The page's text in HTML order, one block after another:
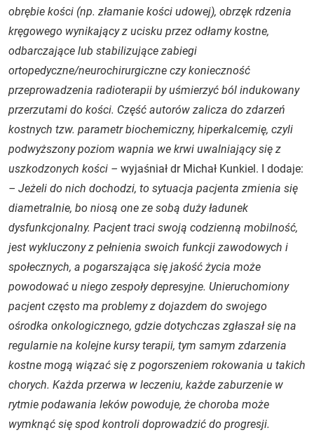
obrębie kości (np. złamanie kości udowej), obrzęk rdzenia
kręgowego wynikający z ucisku przez odłamy kostne,
odbarczające lub stabilizujące zabiegi
ortopedyczne/neurochirurgiczne czy konieczność
przeprowadzenia radioterapii by uśmierzyć ból indukowany
przerzutami do kości. Część autorów zalicza do zdarzeń
kostnych tzw. parametr biochemiczny, hiperkalcemię, czyli
podwyższony poziom wapnia we krwi uwalniający się z
uszkodzonych kości – wyjaśniał dr Michał Kunkiel. I dodaje:
– Jeżeli do nich dochodzi, to sytuacja pacjenta zmienia się
diametralnie, bo niosą one ze sobą duży ładunek
dysfunkcjonalny. Pacjent traci swoją codzienną mobilność,
jest wykluczony z pełnienia swoich funkcji zawodowych i
społecznych, a pogarszająca się jakość życia może
powodować u niego zespoły depresyjne. Unieruchomiony
pacjent często ma problemy z dojazdem do swojego
ośrodka onkologicznego, gdzie dotychczas zgłaszał się na
regularnie na kolejne kursy terapii, tym samym zdarzenia
kostne mogą wiązać się z pogorszeniem rokowania u takich
chorych. Każda przerwa w leczeniu, każde zaburzenie w
rytmie podawania leków powoduje, że choroba może
wymknąć się spod kontroli doprowadzić do progresji.